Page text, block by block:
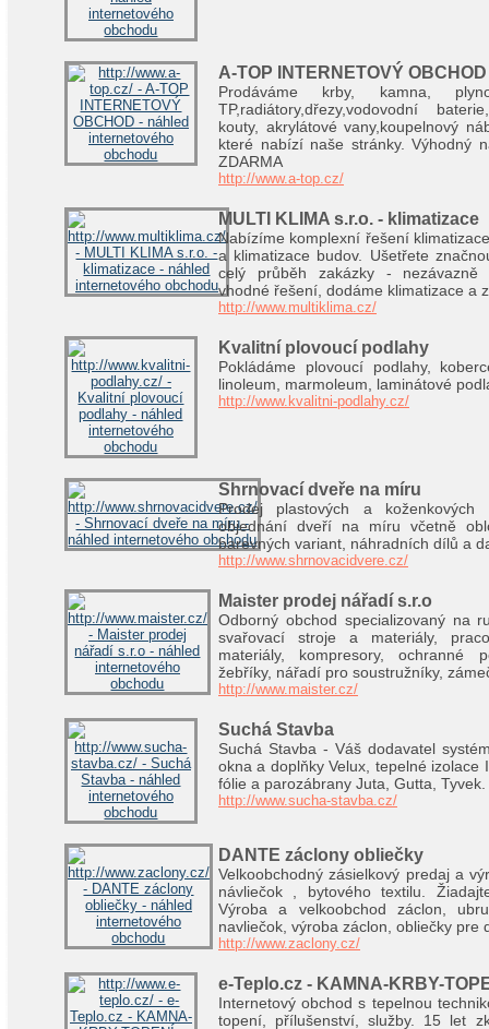
A-TOP INTERNETOVÝ OBCHOD
Prodáváme krby, kamna,
TP,radiátory,dřezy,vodovodní
kouty, akrylátové vany,koupelnový
které nabízí naše stránky. Výhodný
ZDARMA
http://www.a-top.cz/
MULTI KLIMA s.r.o. - klimatizace
Nabízíme komplexní řešení
a klimatizace budov. Ušetřete
celý průběh zakázky - nezávazně
vhodné řešení, dodáme klimatizace a
http://www.multiklima.cz/
Kvalitní plovoucí podlahy
Pokládáme plovoucí podlahy,
linoleum, marmoleum, laminátové
http://www.kvalitni-podlahy.cz/
Shrnovací dveře na míru
Prodej plastových a koženkových
objednání dveří na míru včetně
barevných variant, náhradních dílů a
http://www.shrnovacidvere.cz/
Maister prodej nářadí s.r.o
Odborný obchod specializovaný na
svařovací stroje a materiály,
materiály, kompresory, ochranné
žebříky, nářadí pro soustružníky,
http://www.maister.cz/
Suchá Stavba
Suchá Stavba - Váš dodavatel
okna a doplňky Velux, tepelné izolace
fólie a parozábrany Juta, Gutta, Tyvek.
http://www.sucha-stavba.cz/
DANTE záclony obliečky
Velkoobchodný zásielkový predaj a
návliečok , bytového textilu.
Výroba a velkoobchod záclon,
navliečok, výroba záclon, obliečky pre
http://www.zaclony.cz/
e-Teplo.cz - KAMNA-KRBY-
Internetový obchod s tepelnou
topení, přílušenství, služby. 15 let